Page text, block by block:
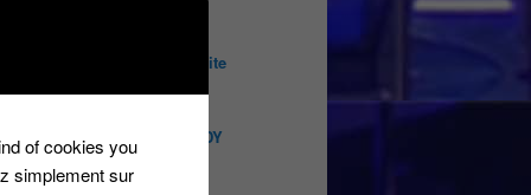
Les indiscrétions de la petite
LES INTRIGUES DE MILADY
Les pages du blog
Les pages réservées aux
of cookies you
simplement sur